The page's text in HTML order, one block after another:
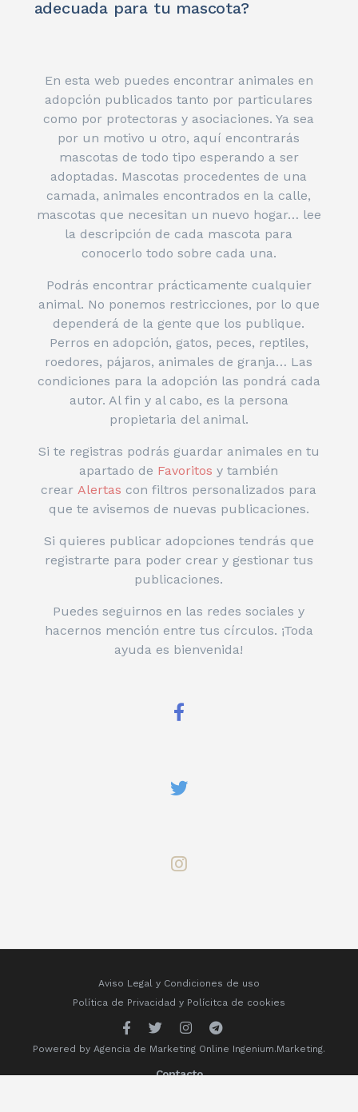
adecuada para tu mascota?
En esta web puedes encontrar animales en
adopción publicados tanto por particulares
como por protectoras y asociaciones. Ya sea
por un motivo u otro, aquí encontrarás
mascotas de todo tipo esperando a ser
adoptadas. Mascotas procedentes de una
camada, animales encontrados en la calle,
mascotas que necesitan un nuevo hogar… lee
la descripción de cada mascota para
conocerlo todo sobre cada una.
Podrás encontrar prácticamente cualquier
animal. No ponemos restricciones, por lo que
dependerá de la gente que los publique.
Perros en adopción, gatos, peces, reptiles,
roedores, pájaros, animales de granja… Las
condiciones para la adopción las pondrá cada
autor. Al fin y al cabo, es la persona
propietaria del animal.
Si te registras podrás guardar animales en tu
apartado de Favoritos y también
crear Alertas con filtros personalizados para
que te avisemos de nuevas publicaciones.
Si quieres publicar adopciones tendrás que
registrarte para poder crear y gestionar tus
publicaciones.
Puedes seguirnos en las redes sociales y
hacernos mención entre tus círculos. ¡Toda
ayuda es bienvenida!
Aviso Legal y Condiciones de uso
Política de Privacidad y Polícitca de cookies
Powered by Agencia de Marketing Online Ingenium.Marketing.
Contacto